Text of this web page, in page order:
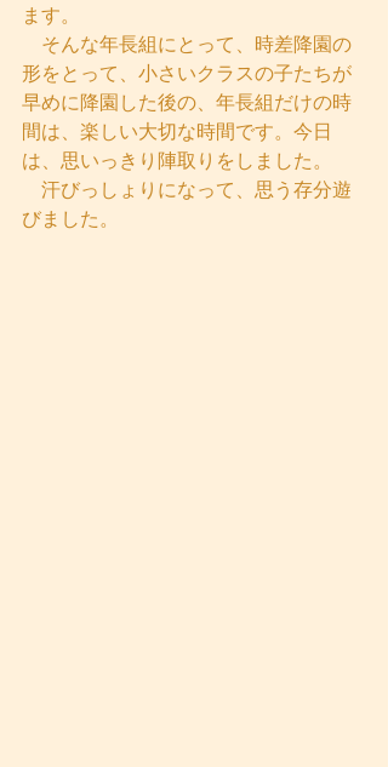
ます。
そんな年長組にとって、時差降園の
形をとって、小さいクラスの子たちが
早めに降園した後の、年長組だけの時
間は、楽しい大切な時間です。今日
は、思いっきり陣取りをしました。
汗びっしょりになって、思う存分遊
びました。